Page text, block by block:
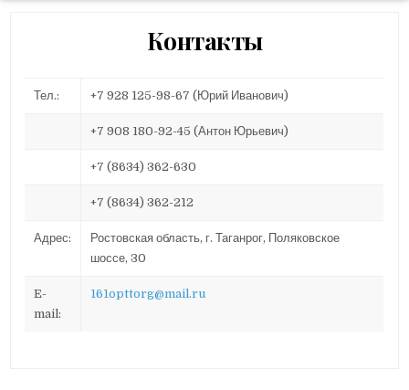
Контакты
Тел.: +7 928 125-98-67 (Юрий Иванович)
+7 908 180-92-45 (Антон Юрьевич)
+7 (8634) 362-630
+7 (8634) 362-212
Адрес:
Ростовская область, г. Таганрог, Поляковское
шоссе, 30
E-
mail:
161opttorg@mail.ru